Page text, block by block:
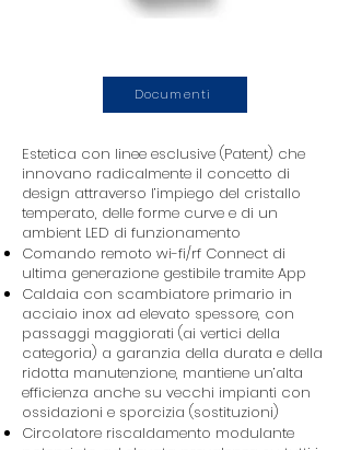
Documenti
Estetica con linee esclusive (Patent) che
innovano radicalmente il concetto di
design attraverso l’impiego del cristallo
temperato, delle forme curve e di un
ambient LED di funzionamento
Comando remoto wi-fi/rf Connect di
ultima generazione gestibile tramite App
Caldaia con scambiatore primario in
acciaio inox ad elevato spessore, con
passaggi maggiorati (ai vertici della
categoria) a garanzia della durata e della
ridotta manutenzione, mantiene un’alta
efficienza anche su vecchi impianti con
ossidazioni e sporcizia (sostituzioni)
Circolatore riscaldamento modulante